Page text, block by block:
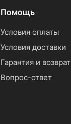
Помощь
Условия оплаты
Условия доставки
Гарантия и возврат
Вопрос-ответ